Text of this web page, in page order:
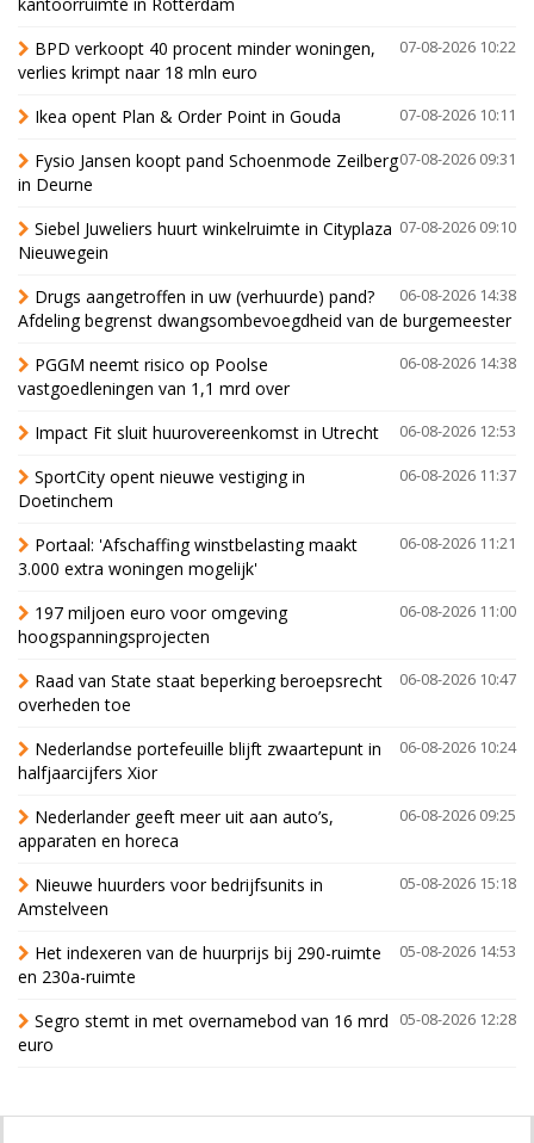
07-08-2026 10:22
BPD verkoopt 40 procent minder woningen,
verlies krimpt naar 18 mln euro
07-08-2026 10:11
Ikea opent Plan & Order Point in Gouda
07-08-2026 09:31
Fysio Jansen koopt pand Schoenmode Zeilberg
in Deurne
07-08-2026 09:10
Siebel Juweliers huurt winkelruimte in Cityplaza
Nieuwegein
06-08-2026 14:38
Drugs aangetroffen in uw (verhuurde) pand?
Afdeling begrenst dwangsombevoegdheid van de burgemeester
06-08-2026 14:38
PGGM neemt risico op Poolse
vastgoedleningen van 1,1 mrd over
06-08-2026 12:53
Impact Fit sluit huurovereenkomst in Utrecht
06-08-2026 11:37
SportCity opent nieuwe vestiging in
Doetinchem
06-08-2026 11:21
Portaal: 'Afschaffing winstbelasting maakt
3.000 extra woningen mogelijk'
06-08-2026 11:00
197 miljoen euro voor omgeving
hoogspanningsprojecten
06-08-2026 10:47
Raad van State staat beperking beroepsrecht
overheden toe
06-08-2026 10:24
Nederlandse portefeuille blijft zwaartepunt in
halfjaarcijfers Xior
06-08-2026 09:25
Nederlander geeft meer uit aan auto’s,
apparaten en horeca
05-08-2026 15:18
Nieuwe huurders voor bedrijfsunits in
Amstelveen
05-08-2026 14:53
Het indexeren van de huurprijs bij 290-ruimte
en 230a-ruimte
05-08-2026 12:28
Segro stemt in met overnamebod van 16 mrd
euro